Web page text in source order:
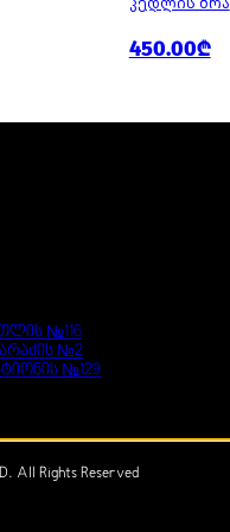
450.00₾
№116
№2
№129
All Rights Reserved